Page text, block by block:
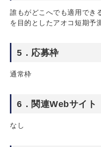
誰もがどこへでも適用でき
を目的としたアオコ短期予
5．応募枠
通常枠
6．関連Webサイト
なし